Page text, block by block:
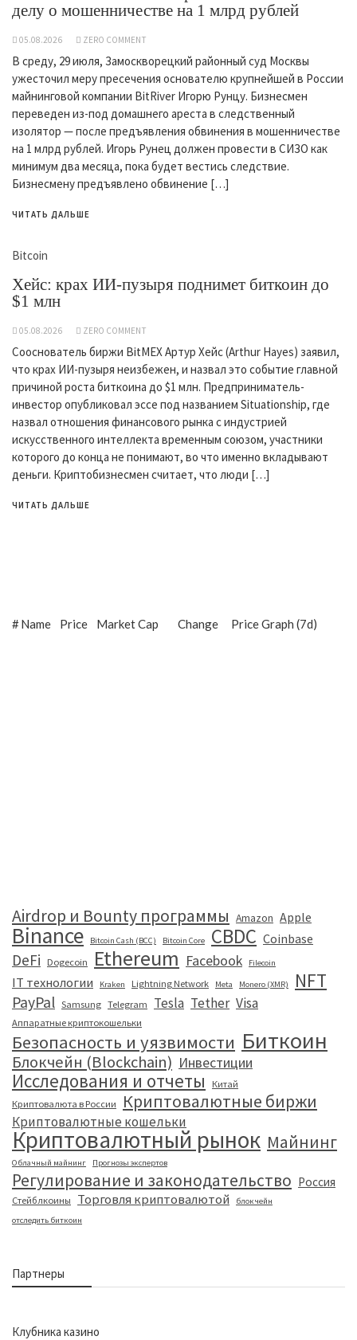
делу о мошенничестве на 1 млрд рублей
05.08.2026 ZERO COMMENT
В среду, 29 июля, Замоскворецкий районный суд Москвы
ужесточил меру пресечения основателю крупнейшей в России
майнинговой компании BitRiver Игорю Рунцу. Бизнесмен
переведен из-под домашнего ареста в следственный
изолятор — после предъявления обвинения в мошенничестве
на 1 млрд рублей. Игорь Рунец должен провести в СИЗО как
минимум два месяца, пока будет вестись следствие.
Бизнесмену предъявлено обвинение […]
ЧИТАТЬ ДАЛЬШЕ
Bitcoin
Хейс: крах ИИ-пузыря поднимет биткоин до
$1 млн
05.08.2026 ZERO COMMENT
Сооснователь биржи BitMEX Артур Хейс (Arthur Hayes) заявил,
что крах ИИ-пузыря неизбежен, и назвал это событие главной
причиной роста биткоина до $1 млн. Предприниматель-
инвестор опубликовал эссе под названием Situationship, где
назвал отношения финансового рынка с индустрией
искусственного интеллекта временным союзом, участники
которого до конца не понимают, во что именно вкладывают
деньги. Криптобизнесмен считает, что люди […]
ЧИТАТЬ ДАЛЬШЕ
#Name Price Market Cap Change Price Graph (7d)
Airdrop и Bounty программы Amazon Apple
Binance Bitcoin Cash (BCC) Bitcoin Core CBDC Coinbase
DeFi Dogecoin Ethereum Facebook Filecoin
IT технологии Kraken Lightning Network Meta Monero (XMR) NFT
PayPal Samsung Telegram Tesla Tether Visa
Аппаратные криптокошельки
Безопасность и уязвимости Биткоин
Блокчейн (Blockchain) Инвестиции
Исследования и отчеты
Китай
Криптовалюта в России
Криптовалютные биржи
Криптовалютные кошельки
Криптовалютный рынок Майнинг
Облачный майнинг Прогнозы экспертов
Регулирование и законодательство Россия
Стейблкоины Торговля криптовалютой
блокчейн
отследить биткоин
Партнеры
Клубника казино